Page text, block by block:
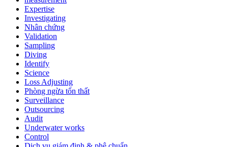
Expertise
Investigating
Nhân chứng
Validation
Sampling
Diving
Identify
Science
Loss Adjusting
Phòng ngừa tổn thất
Surveillance
Outsourcing
Audit
Underwater works
Control